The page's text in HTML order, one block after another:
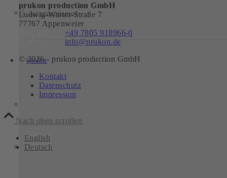
Automatisierung
Qualität
prukon production GmbH
Ludwig-Winter-Straße 7
77767 Appenweier
+49 7805 918966-0
info@prukon.de
© 2026 - prukon production GmbH
Kontakt
Datenschutz
Impressum
Nach oben scrollen
English
Deutsch